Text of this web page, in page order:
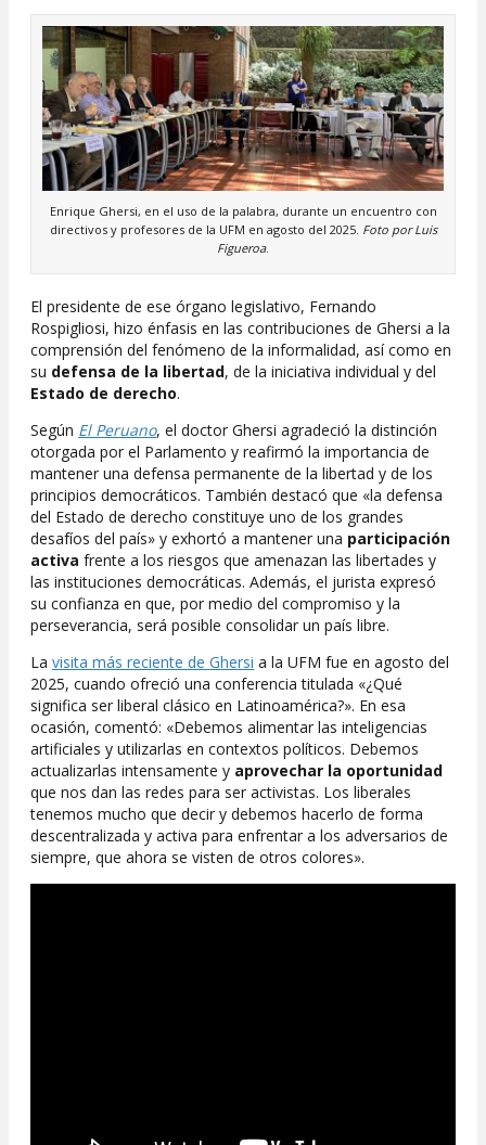
Enrique Ghersi, en el uso de la palabra, durante un encuentro con
directivos y profesores de la UFM en agosto del 2025. Foto por Luis
Figueroa.
El presidente de ese órgano legislativo, Fernando
Rospigliosi, hizo énfasis en las contribuciones de Ghersi a la
comprensión del fenómeno de la informalidad, así como en
su defensa de la libertad, de la iniciativa individual y del
Estado de derecho.
Según El Peruano, el doctor Ghersi agradeció la distinción
otorgada por el Parlamento y reafirmó la importancia de
mantener una defensa permanente de la libertad y de los
principios democráticos. También destacó que «la defensa
del Estado de derecho constituye uno de los grandes
desafíos del país» y exhortó a mantener una participación
activa frente a los riesgos que amenazan las libertades y
las instituciones democráticas. Además, el jurista expresó
su confianza en que, por medio del compromiso y la
perseverancia, será posible consolidar un país libre.
La visita más reciente de Ghersi a la UFM fue en agosto del
2025, cuando ofreció una conferencia titulada «¿Qué
significa ser liberal clásico en Latinoamérica?». En esa
ocasión, comentó: «Debemos alimentar las inteligencias
artificiales y utilizarlas en contextos políticos. Debemos
actualizarlas intensamente y aprovechar la oportunidad
que nos dan las redes para ser activistas. Los liberales
tenemos mucho que decir y debemos hacerlo de forma
descentralizada y activa para enfrentar a los adversarios de
siempre, que ahora se visten de otros colores».